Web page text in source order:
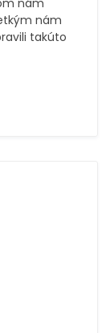
nám
nám
takúto